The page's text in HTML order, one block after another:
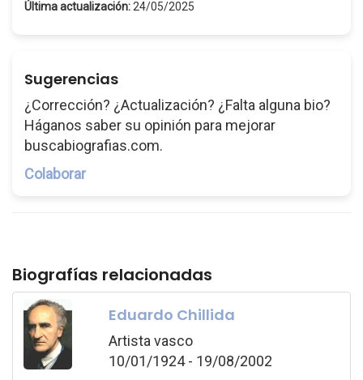
Última actualización: 24/05/2025
Sugerencias
¿Corrección? ¿Actualización? ¿Falta alguna bio?
Háganos saber su opinión para mejorar
buscabiografias.com.
Colaborar
Biografías relacionadas
Eduardo Chillida
Artista vasco
10/01/1924 - 19/08/2002